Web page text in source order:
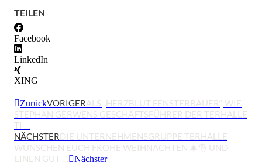
TEILEN
Facebook
LinkedIn
XING
ZurückVORIGERALS „HERZBLUT FENSTERBAUER“, WIE
STEPHAN GERWENS GESCHÄFTSFÜHRER DER TERHALLE
TI …
NÄCHSTERDIE UNTERNEHMENSGRUPPE TERHALLE
WÜNSCHEN EUCH FROHE WEIHNACHTEN 🎄🎅 UND
EINEN GUT …
Nächster